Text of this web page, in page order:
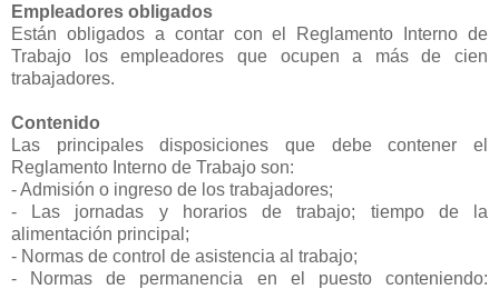
Empleadores obligados
Están obligados a contar con el Reglamento Interno de
Trabajo los empleadores que ocupen a más de cien
trabajadores.
Contenido
Las principales disposiciones que debe contener el
Reglamento Interno de Trabajo son:
- Admisión o ingreso de los trabajadores;
- Las jornadas y horarios de trabajo; tiempo de la
alimentación principal;
- Normas de control de asistencia al trabajo;
- Normas de permanencia en el puesto conteniendo: